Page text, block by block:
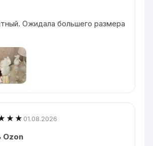
Ожидала большего размера
01.08.2026
Ozon